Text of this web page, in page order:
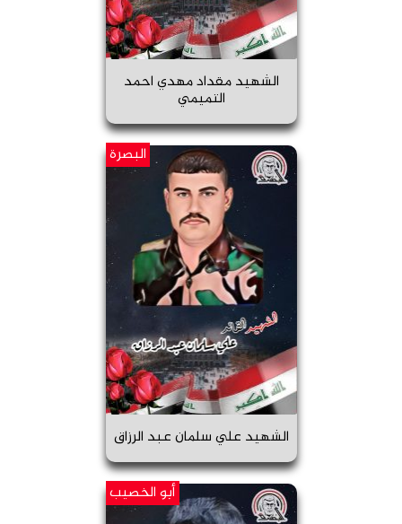
الشهيد مقداد مهدي احمد
التميمي
البصرة
الشهيد علي سلمان عبد الرزاق
أبو الخصیب